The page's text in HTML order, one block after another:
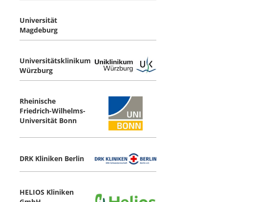
Universität
Magdeburg
Universitätsklinikum
Würzburg
Rheinische
Friedrich-Wilhelms-
Universität Bonn
DRK Kliniken Berlin
HELIOS Kliniken